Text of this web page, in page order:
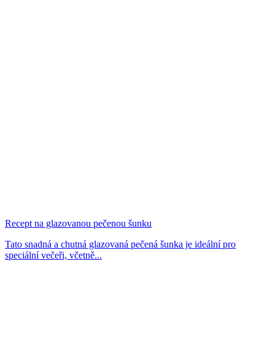
Recept na glazovanou pečenou šunku
Tato snadná a chutná glazovaná pečená šunka je ideální pro
speciální večeři, včetně...